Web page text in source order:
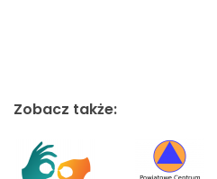
Zobacz także: